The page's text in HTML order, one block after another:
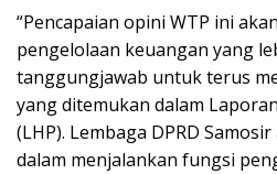
“Pencapaian opini WTP ini
pengelolaan keuangan yang
tanggungjawab untuk terus
yang ditemukan dalam
(LHP). Lembaga DPRD
dalam menjalankan fungsi